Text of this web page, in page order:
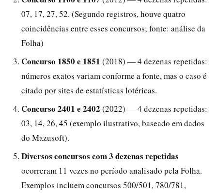
07, 17, 27, 52. (Segundo registros, houve quatro
coincidências entre esses concursos; fonte: análise da
Folha)
Concurso 1850 e 1851 (2018) — 4 dezenas repetidas:
números exatos variam conforme a fonte, mas o caso é
citado por sites de estatísticas lotéricas.
Concurso 2401 e 2402 (2022) — 4 dezenas repetidas:
03, 14, 26, 45 (exemplo ilustrativo, baseado em dados
do Mazusoft).
Diversos concursos com 3 dezenas repetidas
ocorreram 11 vezes no período analisado pela Folha.
Exemplos incluem concursos 500/501, 780/781,